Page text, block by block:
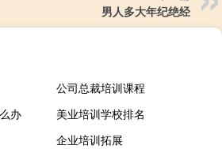
男人多大年纪绝经
公司总裁培训课程
办
美业培训学校排名
企业培训拓展